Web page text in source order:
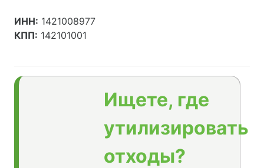
ИНН: 1421008977
КПП: 142101001
Ищете, где
утилизировать
отходы?